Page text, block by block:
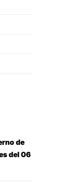
de
del 06